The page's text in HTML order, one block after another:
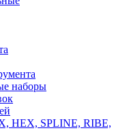
наборы
HEX, SPLINE, RIBE,